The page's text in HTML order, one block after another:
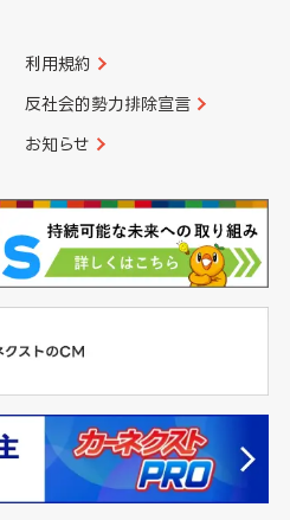
利用規約
反社会的勢力排除宣言
お知らせ